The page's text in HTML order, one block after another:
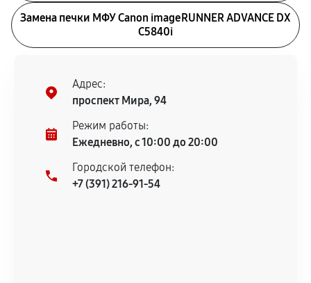
Замена печки МФУ Canon imageRUNNER ADVANCE DX
C5840i
Адрес:
проспект Мира, 94
Режим работы:
Ежедневно, с 10:00 до 20:00
Городской телефон:
+7 (391) 216-91-54